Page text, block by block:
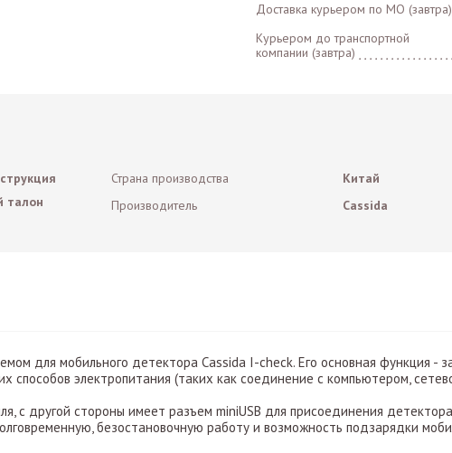
Доставка курьером по MO (завтра)
Курьером до транспортной
компании (завтра)
талон
Страна производства
Китай
Производитель
Cassida
для мобильного детектора Cassida I-check. Его основная функция -
способов электропитания (таких как соединение с компьютером,
с другой стороны имеет разъем miniUSB для присоединения
безостановочную работу и возможность подзарядки